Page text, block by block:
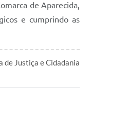
de Aparecida,
e cumprindo as
de Justiça e Cidadania